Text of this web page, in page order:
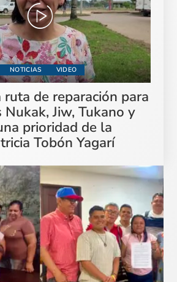
NOTICIAS VIDEO
ruta de reparación para
Jiw, Tukano y
prioridad de la
Tobón Yagarí